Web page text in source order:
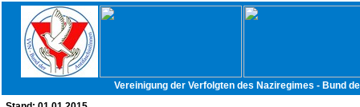
Vereinigung der Verfolgten des Naziregimes - Bund